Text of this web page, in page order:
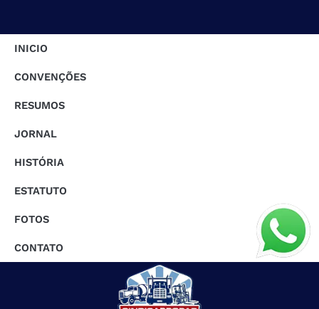
INICIO
CONVENÇÕES
RESUMOS
JORNAL
HISTÓRIA
ESTATUTO
FOTOS
CONTATO